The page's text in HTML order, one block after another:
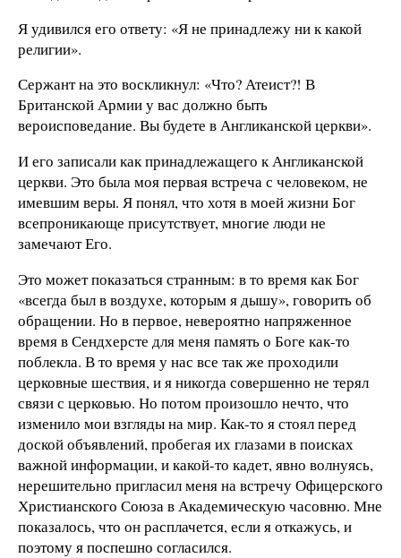
Я удивился его ответу: «Я не принадлежу ни к какой
религии».
Сержант на это воскликнул: «Что? Атеист?! В
Британской Армии у вас должно быть
вероисповедание. Вы будете в Англиканской церкви».
И его записали как принадлежащего к Англиканской
церкви. Это была моя первая встреча с человеком, не
имевшим веры. Я понял, что хотя в моей жизни Бог
всепроникающе присутствует, многие люди не
замечают Его.
Это может показаться странным: в то время как Бог
«всегда был в воздухе, которым я дышу», говорить об
обращении. Но в первое, невероятно напряженное
время в Сендхерсте для меня память о Боге как-то
поблекла. В то время у нас все так же проходили
церковные шествия, и я никогда совершенно не терял
связи с церковью. Но потом произошло нечто, что
изменило мои взгляды на мир. Как-то я стоял перед
доской объявлений, пробегая их глазами в поисках
важной информации, и какой-то кадет, явно волнуясь,
нерешительно пригласил меня на встречу Офицерского
Христианского Союза в Академическую часовню. Мне
показалось, что он расплачется, если я откажусь, и
поэтому я поспешно согласился.